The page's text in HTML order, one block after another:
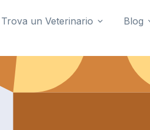
Trova un Veterinario Blog